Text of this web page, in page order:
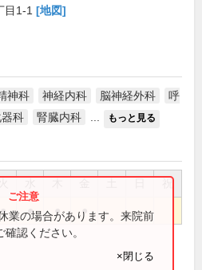
目1-1 [地図]
神科 神経内科 脳神経外科
呼
科 腎臓内科 もっと見る
祝
● ● ● ●
業の場合があります。来院前
認ください。
×閉じる